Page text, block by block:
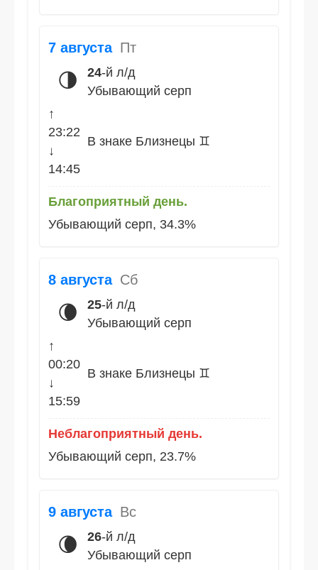
7 августа Пт
🌗 24-й л/д
Убывающий серп
↑
23:22
↓
14:45
В знаке Близнецы ♊
Благоприятный день.
Убывающий серп, 34.3%
8 августа Сб
🌘 25-й л/д
Убывающий серп
↑
00:20
↓
15:59
В знаке Близнецы ♊
Неблагоприятный день.
Убывающий серп, 23.7%
9 августа Вс
🌘 26-й л/д
Убывающий серп